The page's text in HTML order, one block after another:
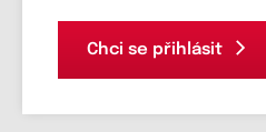
Chci se přihlásit